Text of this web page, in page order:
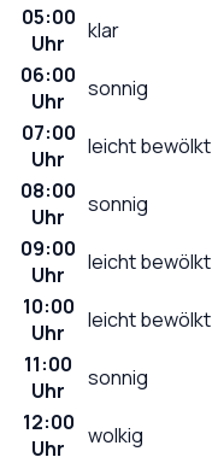
05:00
Uhr
klar
06:00
Uhr
sonnig
07:00
Uhr
leicht bewölkt
08:00
Uhr
sonnig
09:00
Uhr
leicht bewölkt
10:00
Uhr
leicht bewölkt
11:00
Uhr
sonnig
12:00
Uhr
wolkig